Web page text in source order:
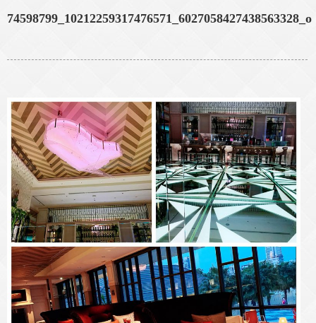
74598799_10212259317476571_6027058427438563328_o